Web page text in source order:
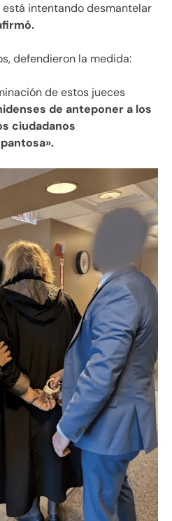
está intentando desmantelar
defendieron la medida:
de estos jueces
de anteponer a los
ciudadanos